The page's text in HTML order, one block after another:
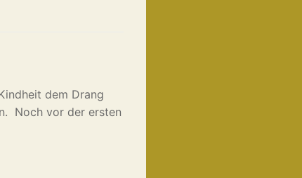
dem Drang
Noch vor der ersten